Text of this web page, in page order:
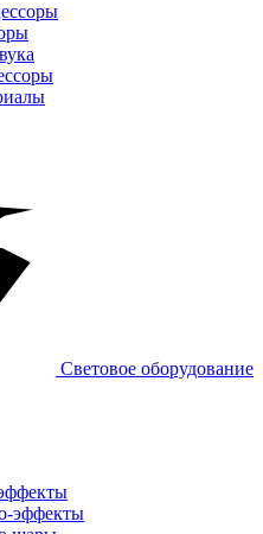
Световое оборудование
эффекты